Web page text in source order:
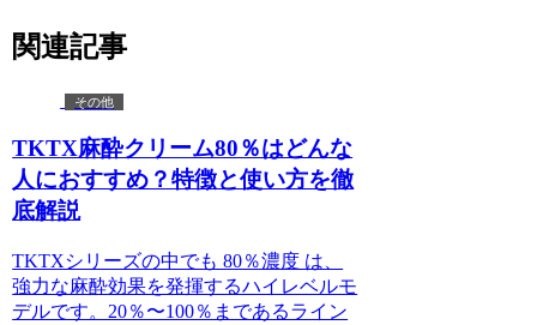
関連記事
その他
TKTX麻酔クリーム80％はどんな
人におすすめ？特徴と使い方を徹
底解説
TKTXシリーズの中でも 80％濃度 は、
強力な麻酔効果を発揮するハイレベルモ
デルです。20％〜100％まであるライン